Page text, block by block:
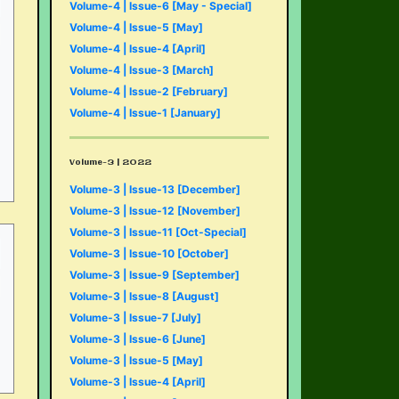
Volume-4 | Issue-6 [May - Special]
Volume-4 | Issue-5 [May]
Volume-4 | Issue-4 [April]
Volume-4 | Issue-3 [March]
Volume-4 | Issue-2 [February]
Volume-4 | Issue-1 [January]
Volume-3 | 2022
Volume-3 | Issue-13 [December]
Volume-3 | Issue-12 [November]
Volume-3 | Issue-11 [Oct-Special]
Volume-3 | Issue-10 [October]
Volume-3 | Issue-9 [September]
Volume-3 | Issue-8 [August]
Volume-3 | Issue-7 [July]
Volume-3 | Issue-6 [June]
Volume-3 | Issue-5 [May]
Volume-3 | Issue-4 [April]